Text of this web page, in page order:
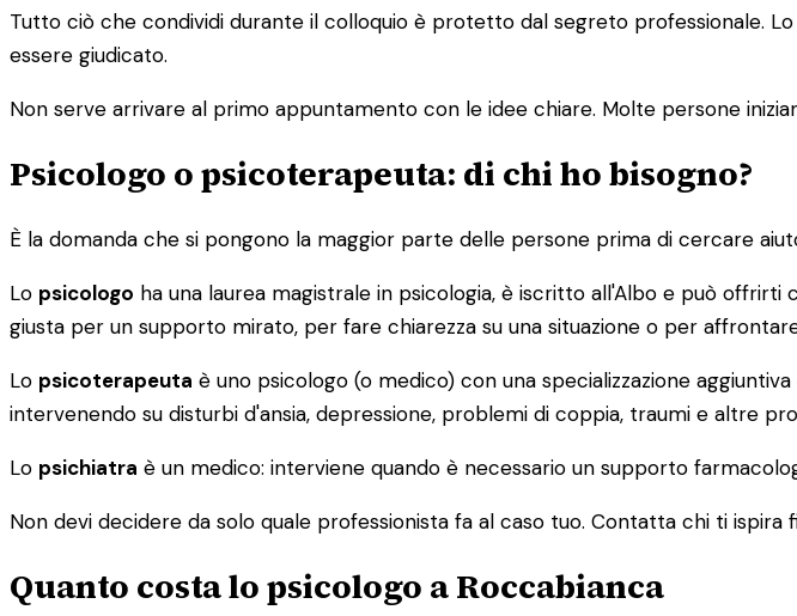
Tutto ciò che condividi durante il colloquio è protetto dal segreto professionale.
essere giudicato.
Non serve arrivare al primo appuntamento con le idee chiare. Molte persone
Psicologo o psicoterapeuta: di chi ho bisogno?
È la domanda che si pongono la maggior parte delle persone prima di cercare
Lo psicologo ha una laurea magistrale in psicologia, è iscritto all'Albo e può offrirti
giusta per un supporto mirato, per fare chiarezza su una situazione o per
Lo psicoterapeuta è uno psicologo (o medico) con una specializzazione
intervenendo su disturbi d'ansia, depressione, problemi di coppia, traumi e altre
Lo psichiatra è un medico: interviene quando è necessario un supporto
Non devi decidere da solo quale professionista fa al caso tuo. Contatta chi ti
Quanto costa lo psicologo a Roccabianca